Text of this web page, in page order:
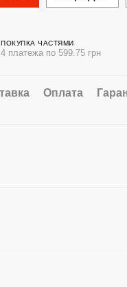
ПОКУПКА ЧАСТЯМИ
4 платежа по 599.75 грн
Оплата